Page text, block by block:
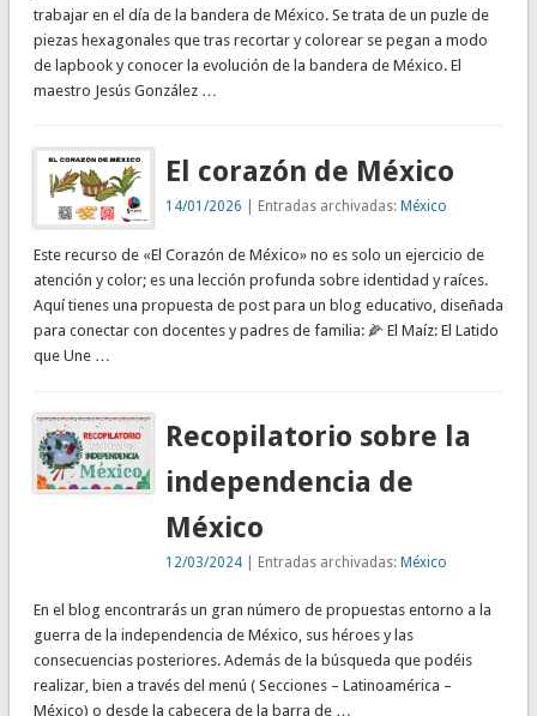
trabajar en el día de la bandera de México. Se trata de un puzle de
piezas hexagonales que tras recortar y colorear se pegan a modo
de lapbook y conocer la evolución de la bandera de México. El
maestro Jesús González …
El corazón de México
14/01/2026 | Entradas archivadas:México
Este recurso de «El Corazón de México» no es solo un ejercicio de
atención y color; es una lección profunda sobre identidad y raíces.
Aquí tienes una propuesta de post para un blog educativo, diseñada
para conectar con docentes y padres de familia: 🌽 El Maíz: El Latido
que Une …
Recopilatorio sobre la
independencia de
México
12/03/2024 | Entradas archivadas: México
En el blog encontrarás un gran número de propuestas entorno a la
guerra de la independencia de México, sus héroes y las
consecuencias posteriores. Además de la búsqueda que podéis
realizar, bien a través del menú ( Secciones – Latinoamérica –
México) o desde la cabecera de la barra de …